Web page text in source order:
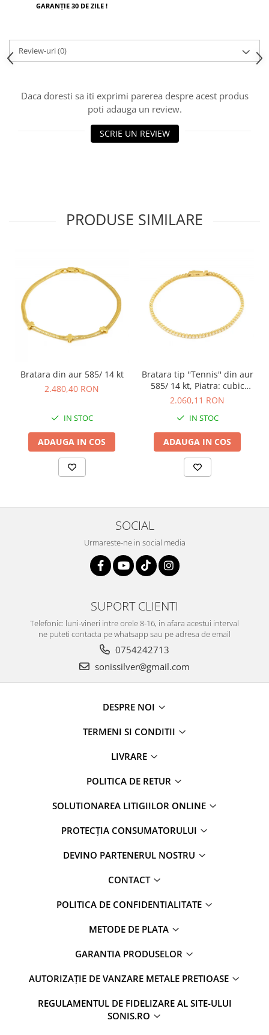
GARANȚIE 30 DE ZILE !
Review-uri(0)
Daca doresti sa iti exprimi parerea despre acest produs
poti adauga un review.
SCRIE UN REVIEW
PRODUSE SIMILARE
Bratara din aur 585/ 14 kt
2.480,40 RON
IN STOC
ADAUGA IN COS
Bratara tip ''Tennis'' din aur
585/ 14 kt, Piatra: cubic
zirconia, Culoare:
2.060,11 RON
IN STOC
ADAUGA IN COS
SOCIAL
Urmareste-ne in social media
SUPORT CLIENTI
Telefonic: luni-vineri intre orele 8-16, in afara acestui interval
ne puteti contacta pe whatsapp sau pe adresa de email
0754242713
sonissilver@gmail.com
DESPRE NOI
TERMENI SI CONDITII
LIVRARE
POLITICA DE RETUR
SOLUTIONAREA LITIGIILOR ONLINE
PROTECȚIA CONSUMATORULUI
DEVINO PARTENERUL NOSTRU
CONTACT
POLITICA DE CONFIDENTIALITATE
METODE DE PLATA
GARANTIA PRODUSELOR
AUTORIZAȚIE DE VANZARE METALE PRETIOASE
REGULAMENTUL DE FIDELIZARE AL SITE-ULUI
SONIS.RO